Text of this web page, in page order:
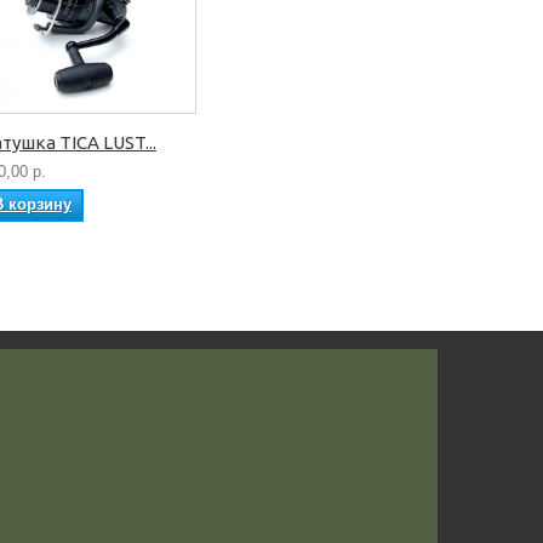
TICA LUST...
р.
корзину